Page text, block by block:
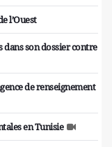
l’Ouest
dans son dossier contre
de renseignement
en Tunisie